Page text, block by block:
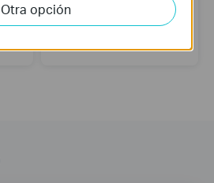
TL-MR3020
Otra opción